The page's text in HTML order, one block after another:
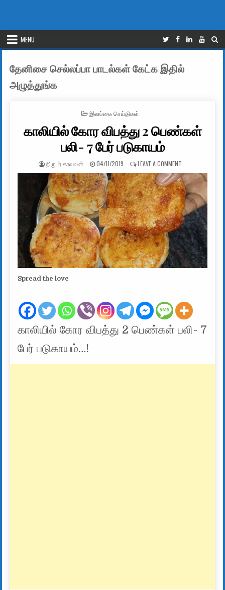
MENU
தேனிசை செல்லப்பா பாடல்கள் கேட்க இதில்
அழுத்துங்க
POSTED IN
இலங்கை செய்திகள்
காலியில் கோர விபத்து 2 பெண்கள்
பலி- 7 பேர் படுகாயம்
AUTHOR:
நிருபர் காவலன் PUBLISHED DATE:
04/11/2019 LEAVE A COMMENTON காலியில்
Spread the love
காலியில் கோர விபத்து 2 பெண்கள் பலி- 7
பேர் படுகாயம்…!